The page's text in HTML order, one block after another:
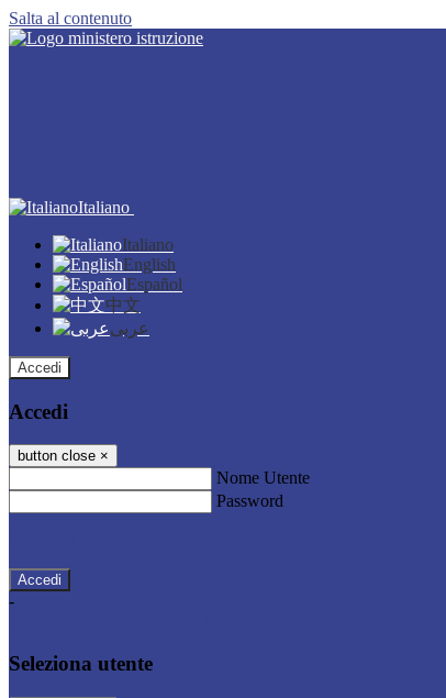
Salta al contenuto
Italiano
Italiano
English
Español
中文
عربى
Accedi
Accedi
button close ×
Nome Utente
Password
-
Seleziona utente